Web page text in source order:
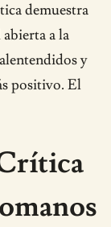
demuestra
a la
y
positivo. El